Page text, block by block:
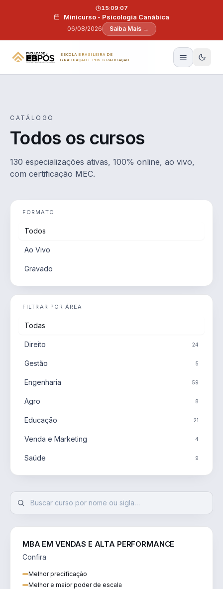
Minicurso - Psicologia Canábica
06/08/2026
15:09:06
Saiba Mais →
ESCOLA BRASILEIRA DE
GRADUAÇÃO E PÓS-GRADUAÇÃO
CATÁLOGO
Todos os cursos
130 especializações ativas, 100% online, ao vivo,
com certificação MEC.
FORMATO
Todos
Ao Vivo
Gravado
FILTRAR POR ÁREA
Todas
Direito 24
Gestão 5
Engenharia 59
Agro 8
Educação 21
Venda e Marketing 4
Saúde 9
MBA EM VENDAS E ALTA PERFORMANCE
Confira
Melhor precificação
Melhor e maior poder de escala